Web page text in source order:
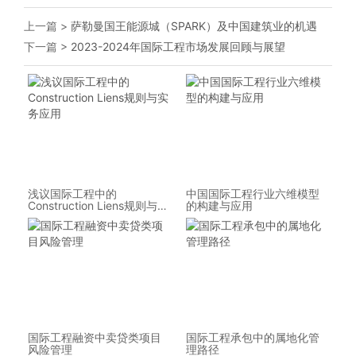
上一篇 > 萨勒曼国王能源城（SPARK）及中国建筑业的机遇
下一篇 > 2023-2024年国际工程市场发展回顾与展望
浅议国际工程中的
Construction Liens规则与实
务应用
中国国际工程行业六维模型
的构建与应用
国际工程融资中卖贷类项目
风险管理
国际工程承包中的属地化管
理路径